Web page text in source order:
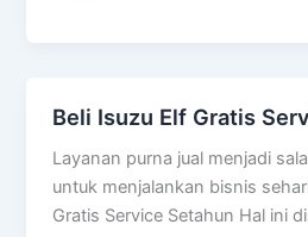
Truk,
Minibus
Panther,
Pick
Beli Isuzu Elf Gratis
Layanan purna jual menjadi
untuk menjalankan bisnis
Gratis Service Setahun Hal ini
Beli
Elf